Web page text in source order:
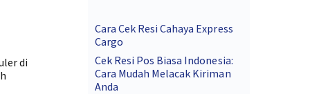
di
Cara Cek Resi Cahaya Express
Cargo
Cek Resi Pos Biasa Indonesia:
Cara Mudah Melacak Kiriman
Anda